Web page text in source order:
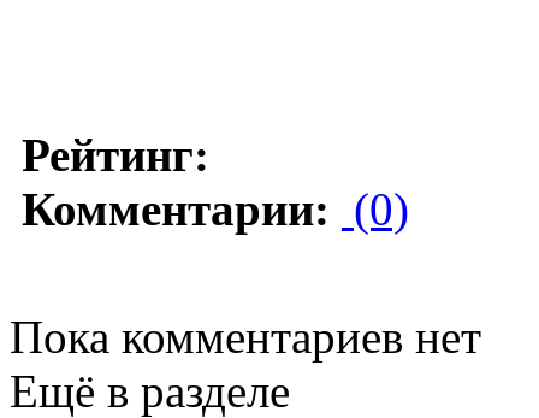
Рейтинг:
Комментарии: (0)
Пока комментариев нет
Ещё в разделе